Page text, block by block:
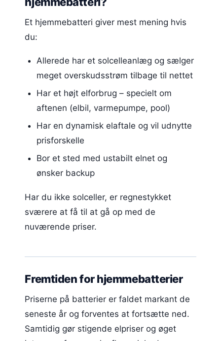
Et hjemmebatteri giver mest mening hvis
du:
Allerede har et solcelleanlæg og sælger
meget overskudsstrøm tilbage til nettet
Har et højt elforbrug – specielt om
aftenen (elbil, varmepumpe, pool)
Har en dynamisk elaftale og vil udnytte
prisforskelle
Bor et sted med ustabilt elnet og
ønsker backup
Har du ikke solceller, er regnestykket
sværere at få til at gå op med de
nuværende priser.
Fremtiden for hjemmebatterier
Priserne på batterier er faldet markant de
seneste år og forventes at fortsætte ned.
Samtidig gør stigende elpriser og øget